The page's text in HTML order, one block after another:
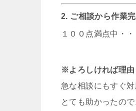
2. ご相談から作業
１００点満点中・・
※よろしければ理由
急な相談にもすぐ
とても助かったので